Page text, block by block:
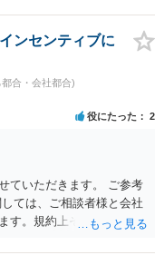
うかは分かりません。 ２
録音はプライバシー保護
が必要です(証拠排除され
拠に基づいて、誰が判断
しなかったからといっ
体的な証拠とそれで認定
ことをしなければ名誉毀
しなければ、通常は起こ
解金が入ります。 勝訴
もらいます。任意に支払
どの財産を差押えます。
護士報酬は自由化されて
ンセンティブに
合・会社都合)
役にたった 2
ていただきます。 ご参考
ては、ご相談者様と会社
す。規約上そのような合
った場合には録音等の証